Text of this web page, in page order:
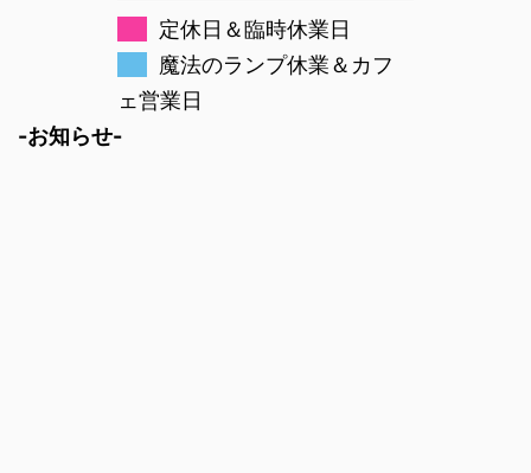
定休日＆臨時休業日
魔法のランプ休業＆カフ
ェ営業日
-お知らせ-